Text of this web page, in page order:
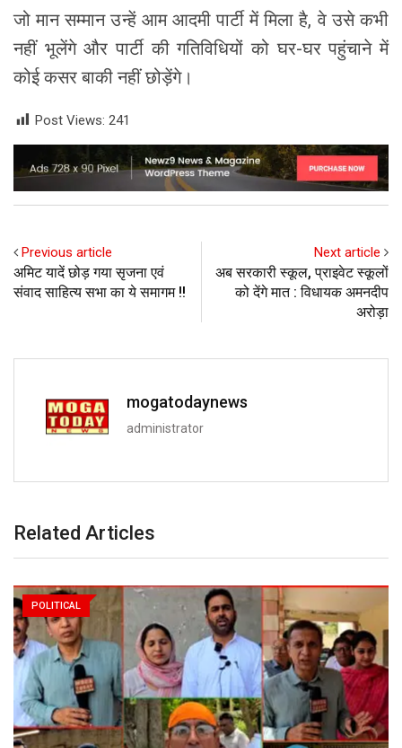
जो मान सम्मान उन्हें आम आदमी पार्टी में मिला है, वे उसे कभी
नहीं भूलेंगे और पार्टी की गतिविधियों को घर-घर पहुंचाने में
कोई कसर बाकी नहीं छोड़ेंगे।
Post Views: 241
Previous article
अमिट यादें छोड़ गया सृजना एवं
संवाद साहित्य सभा का ये समागम !!
Next article
अब सरकारी स्कूल, प्राइवेट स्कूलों
को देंगे मात : विधायक अमनदीप
अरोड़ा
mogatodaynews
administrator
Related Articles
POLITICAL